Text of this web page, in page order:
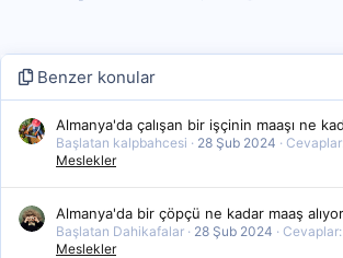
Benzer konular
Almanya'da çalışan bir işçinin maaşı ne
Başlatan kalpbahcesi 28 Şub 2024
Meslekler
Almanya'da bir çöpçü ne kadar maaş alıyor
Başlatan Dahikafalar 28 Şub 2024
Meslekler